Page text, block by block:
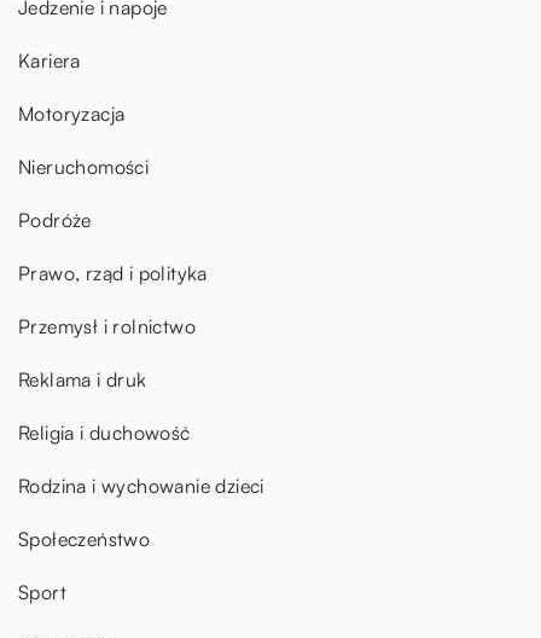
Jedzenie i napoje
Kariera
Motoryzacja
Nieruchomości
Podróże
Prawo, rząd i polityka
Przemysł i rolnictwo
Reklama i druk
Religia i duchowość
Rodzina i wychowanie dzieci
Społeczeństwo
Sport